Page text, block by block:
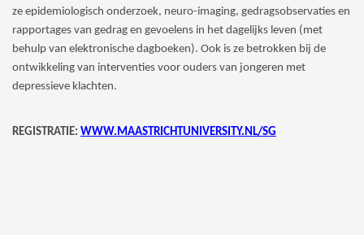
ze epidemiologisch onderzoek, neuro-imaging, gedragsobservaties en
rapportages van gedrag en gevoelens in het dagelijks leven (met
behulp van elektronische dagboeken). Ook is ze betrokken bij de
ontwikkeling van interventies voor ouders van jongeren met
depressieve klachten.
REGISTRATIE: WWW.MAASTRICHTUNIVERSITY.NL/SG